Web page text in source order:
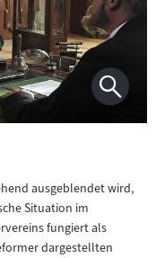
ausgeblendet wird,
Situation im
fungiert als
dargestellten